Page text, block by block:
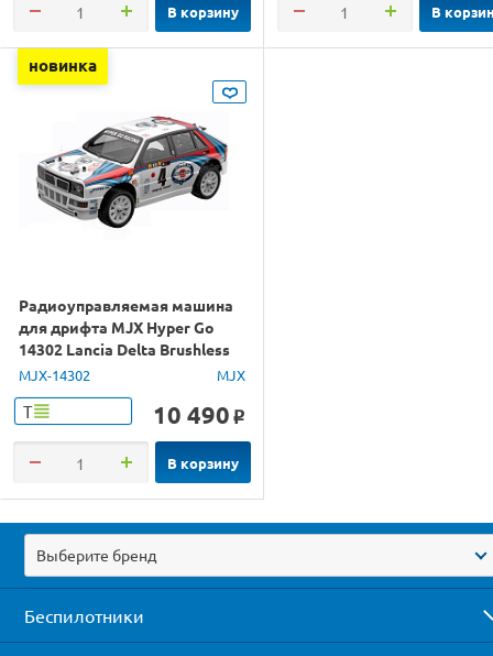
В корзину В
новинка
Радиоуправляемая машина
для дрифта MJX Hyper Go
14302 Lancia Delta Brushless
4WD 2.4G LED 1/14 RTR
MJX-14302 MJX
Т 10 490 o
В корзину
Выберите бренд
Беспилотники